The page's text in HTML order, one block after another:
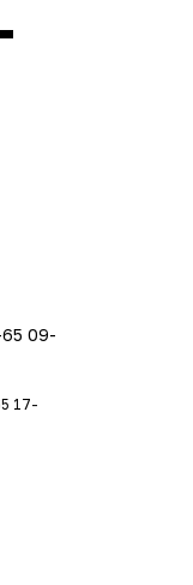
09-
17-